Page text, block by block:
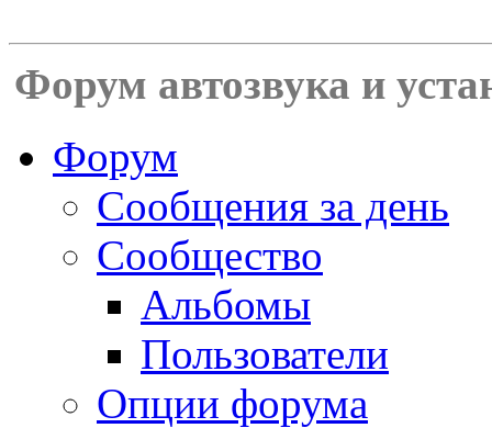
Форум автозвука и
Форум
Сообщения за день
Сообщество
Альбомы
Пользователи
Опции форума